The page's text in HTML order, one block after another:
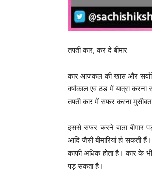
तपती कार, कर दे बीमार
कार आजकल की खास और
वर्षाकाल एवं ठंड में यात्रा
तपती कार में सफर करना मुसीबत
इससे सफर करने वाला बीमार
आदि जैसी बीमारियां हो सकती
काफी अधिक होता है। कार के
पड़ सकता है।